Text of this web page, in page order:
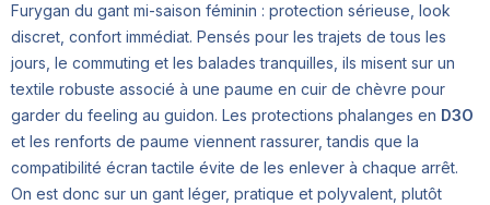
Furygan du gant mi-saison féminin : protection sérieuse, look
discret, confort immédiat. Pensés pour les trajets de tous les
jours, le commuting et les balades tranquilles, ils misent sur un
textile robuste associé à une paume en cuir de chèvre pour
garder du feeling au guidon. Les protections phalanges en D3O
et les renforts de paume viennent rassurer, tandis que la
compatibilité écran tactile évite de les enlever à chaque arrêt.
On est donc sur un gant léger, pratique et polyvalent, plutôt